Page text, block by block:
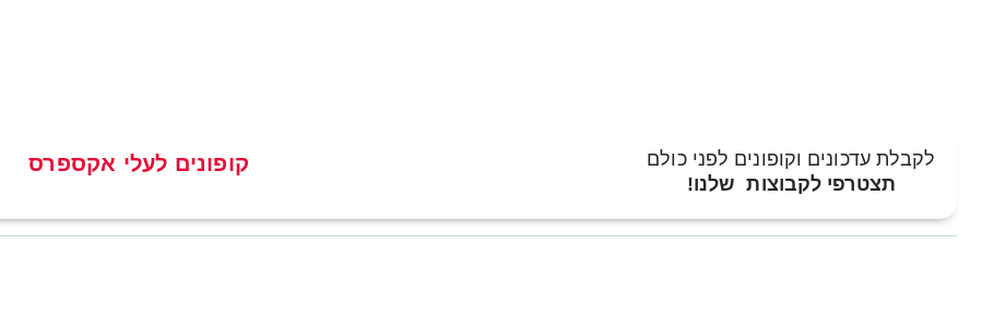
לקבלת עדכונים וקופונים לפני כולם
תצטרפי לקבוצות שלנו!
קופונים לעלי אקספרס